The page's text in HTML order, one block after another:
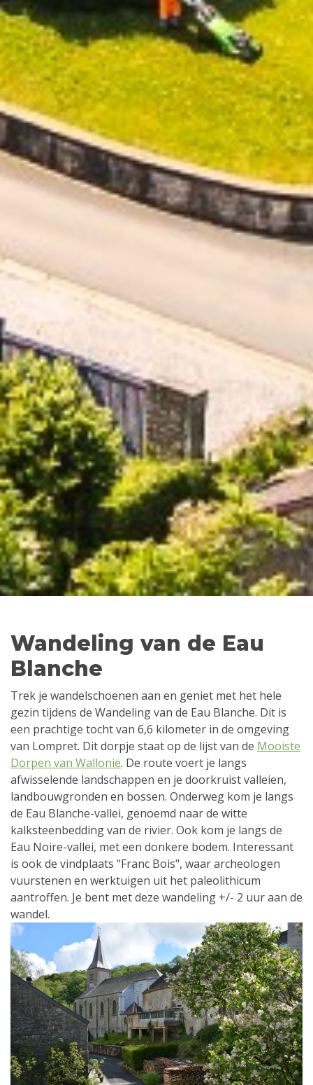
Wandeling van de Eau
Blanche
Trek je wandelschoenen aan en geniet met het hele
gezin tijdens de Wandeling van de Eau Blanche. Dit is
een prachtige tocht van 6,6 kilometer in de omgeving
van Lompret. Dit dorpje staat op de lijst van de Mooiste
Dorpen van Wallonië. De route voert je langs
afwisselende landschappen en je doorkruist valleien,
landbouwgronden en bossen. Onderweg kom je langs
de Eau Blanche-vallei, genoemd naar de witte
kalksteenbedding van de rivier. Ook kom je langs de
Eau Noire-vallei, met een donkere bodem. Interessant
is ook de vindplaats "Franc Bois", waar archeologen
vuurstenen en werktuigen uit het paleolithicum
aantroffen. Je bent met deze wandeling +/- 2 uur aan de
wandel.